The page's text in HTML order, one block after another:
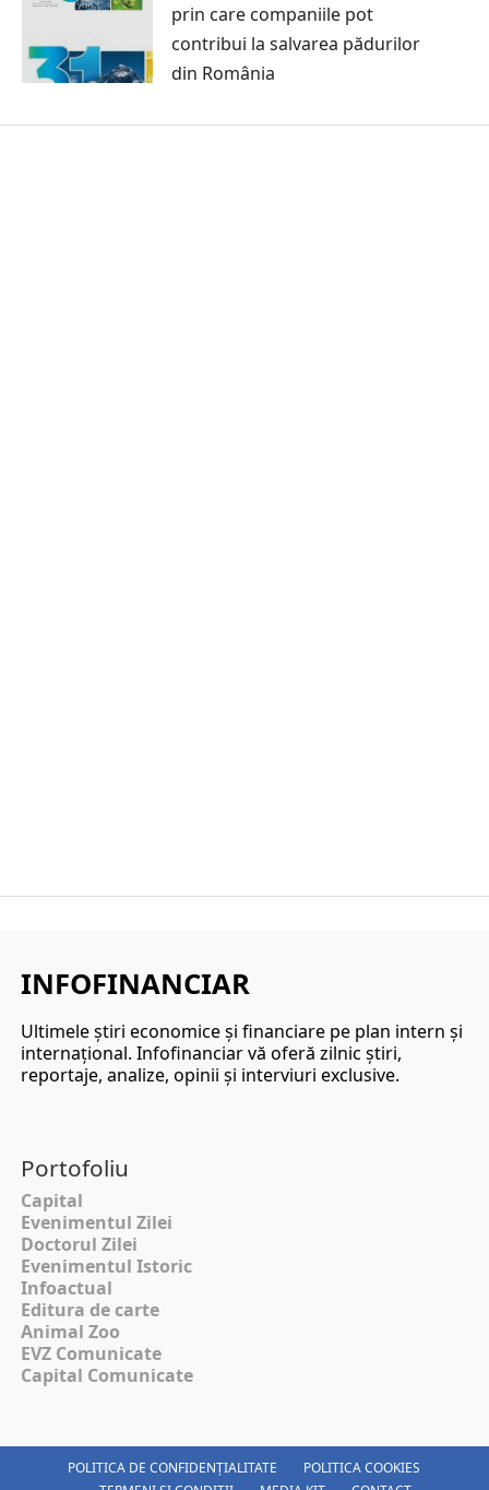
prin care companiile pot
contribui la salvarea pădurilor
din România
INFOFINANCIAR
Ultimele ştiri economice şi financiare pe plan intern şi
internaţional. Infofinanciar vă oferă zilnic ştiri,
reportaje, analize, opinii şi interviuri exclusive.
Portofoliu
Capital
Evenimentul Zilei
Doctorul Zilei
Evenimentul Istoric
Infoactual
Editura de carte
Animal Zoo
EVZ Comunicate
Capital Comunicate
POLITICA DE CONFIDENȚIALITATE
POLITICA COOKIES